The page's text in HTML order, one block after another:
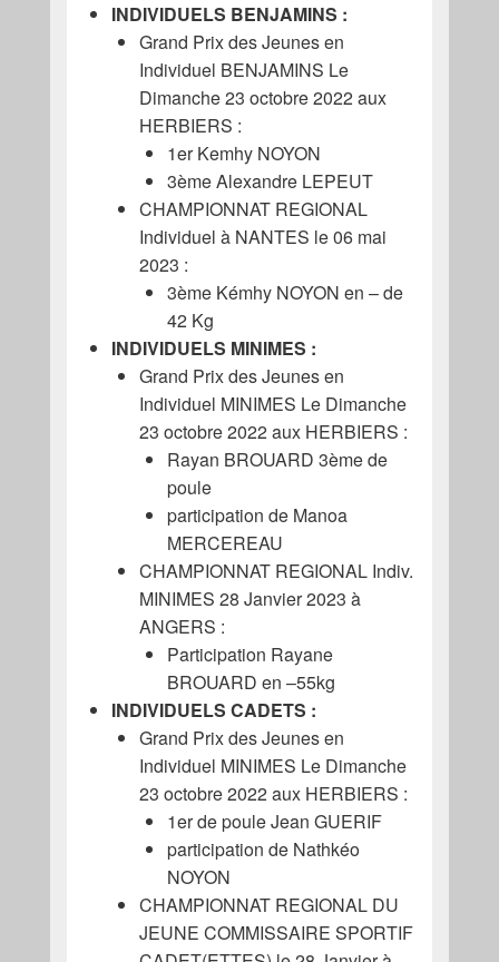
INDIVIDUELS BENJAMINS :
Grand Prix des Jeunes en
Individuel BENJAMINS Le
Dimanche 23 octobre 2022 aux
HERBIERS :
1er Kemhy NOYON
3ème Alexandre LEPEUT
CHAMPIONNAT REGIONAL
Individuel à NANTES le 06 mai
2023 :
3ème Kémhy NOYON en – de
42 Kg
INDIVIDUELS MINIMES :
Grand Prix des Jeunes en
Individuel MINIMES Le Dimanche
23 octobre 2022 aux HERBIERS :
Rayan BROUARD 3ème de
poule
participation de Manoa
MERCEREAU
CHAMPIONNAT REGIONAL Indiv.
MINIMES 28 Janvier 2023 à
ANGERS :
Participation Rayane
BROUARD en –55kg
INDIVIDUELS CADETS :
Grand Prix des Jeunes en
Individuel MINIMES Le Dimanche
23 octobre 2022 aux HERBIERS :
1er de poule Jean GUERIF
participation de Nathkéo
NOYON
CHAMPIONNAT REGIONAL DU
JEUNE COMMISSAIRE SPORTIF